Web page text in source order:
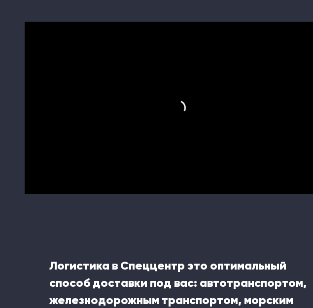
Логистика в Спеццентр это оптимальный
способ доставки под вас: автотранспортом,
железнодорожным транспортом, морским